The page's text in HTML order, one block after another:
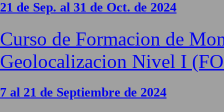
21 de Sep. al 31 de Oct. de 2024
Curso de Formacion de
Geolocalizacion Nivel I
7 al 21 de Septiembre de 2024